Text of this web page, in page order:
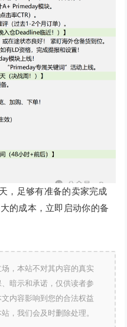
，足够有准备的卖家完成
的成本，立即启动你的备
，本站不对其内容的真实
暗示和承诺，仅供读者参
内容影响到您的合法权益
，我们会及时删除处理。